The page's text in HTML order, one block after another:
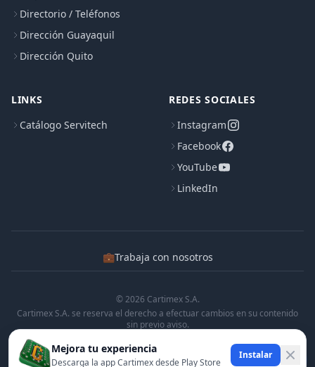
Directorio / Teléfonos
Dirección Guayaquil
Dirección Quito
LINKS
Catálogo Servitech
REDES SOCIALES
Instagram
Facebook
YouTube
LinkedIn
💼Trabaja con nosotros
© 2026 Cartimex S.A.
Cartimex S.A. se reserva el derecho a efectuar cambios en su contenido
sin previo aviso.
Cartimex S.A. no manifiesta ni garantiza que la informacion contenida en
esta pagina sea precisa o completa.
Mejora tu experiencia
Descarga la app Cartimex desde Play Store
Instalar